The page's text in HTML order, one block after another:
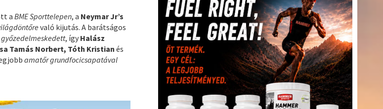
aBME Sporttelepen, a Neymar Jr’s
való kijutás. A barátságos
, így Halász
Tamás Norbert, Tóth Kristianés
amatőr grundfocicsapatával
Mercedes(244) motorsport(153)Opel Dakar Team(132)Rali
Világbajnokság (122) Rendezvény(142)rio 2016(373)sport
(438)Sportime Magazin(128)szabadidősport(316)Szalay
Balázs(126)tenisz(416)táplálkozás(155)utazás(126)
Video(247)világbajnokság(162)Világkupa(129)vitorlázás
(222) vívás vízilabda(197)Érdi Mária(130)életmód
(416)úszás(361)